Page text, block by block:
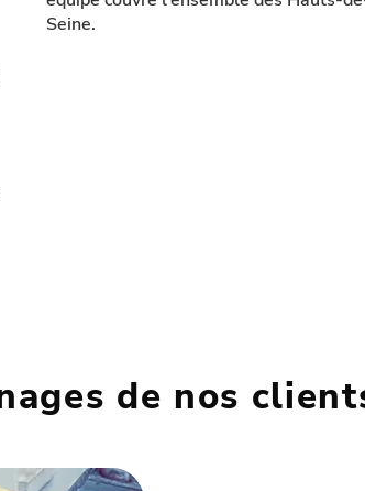
Seine.
de nos